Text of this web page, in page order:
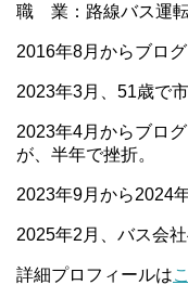
職 業：路線バス運
2016年8月からブログ
2023年3月、51歳で
2023年4月からブロ
が、半年で挫折。
2023年9月から2024
2025年2月、バス会
詳細プロフィールは